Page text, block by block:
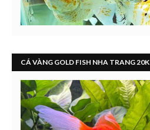
CÁ VÀNG GOLD FISH NHA TRANG 20K